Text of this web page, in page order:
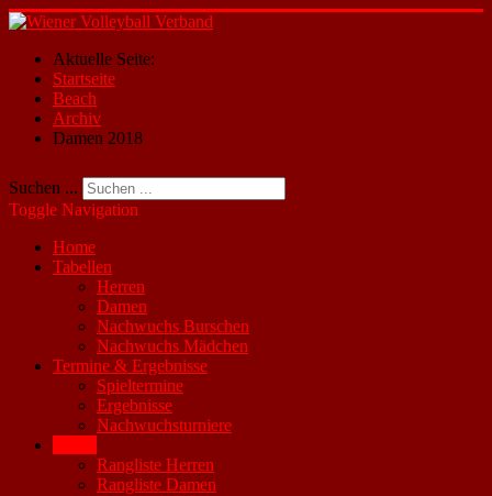
Aktuelle Seite:
Startseite
Beach
Archiv
Damen 2018
Suchen ...
Toggle Navigation
Home
Tabellen
Herren
Damen
Nachwuchs Burschen
Nachwuchs Mädchen
Termine & Ergebnisse
Spieltermine
Ergebnisse
Nachwuchsturniere
Rangliste Herren
Rangliste Damen